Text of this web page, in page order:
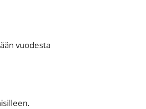
vuodesta